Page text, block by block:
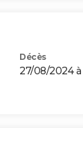
Décès
27/08/2024 à